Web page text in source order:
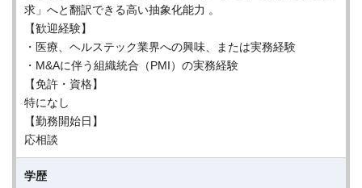
求」へと翻訳できる高い抽象化能力 。
【歓迎経験】
・医療、ヘルステック業界への興味、または実務経験
・M&Aに伴う組織統合（PMI）の実務経験
【免許・資格】
特になし
【勤務開始日】
応相談
学歴